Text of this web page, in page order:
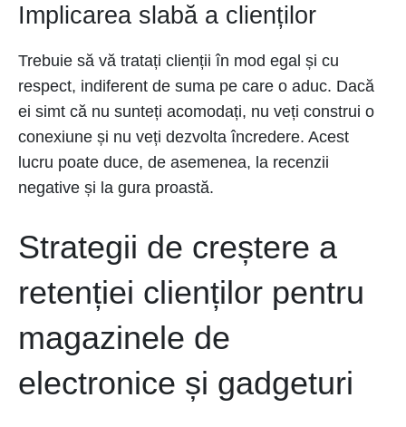
Implicarea slabă a clienților
Trebuie să vă tratați clienții în mod egal și cu
respect, indiferent de suma pe care o aduc. Dacă
ei simt că nu sunteți acomodați, nu veți construi o
conexiune și nu veți dezvolta încredere. Acest
lucru poate duce, de asemenea, la recenzii
negative și la gura proastă.
Strategii de creștere a
retenției clienților pentru
magazinele de
electronice și gadgeturi